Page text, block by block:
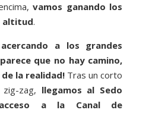
vamos ganando los
altitud.
a los grandes
que no hay camino,
la realidad! Tras un corto
zag, llegamos al Sedo
a la Canal de